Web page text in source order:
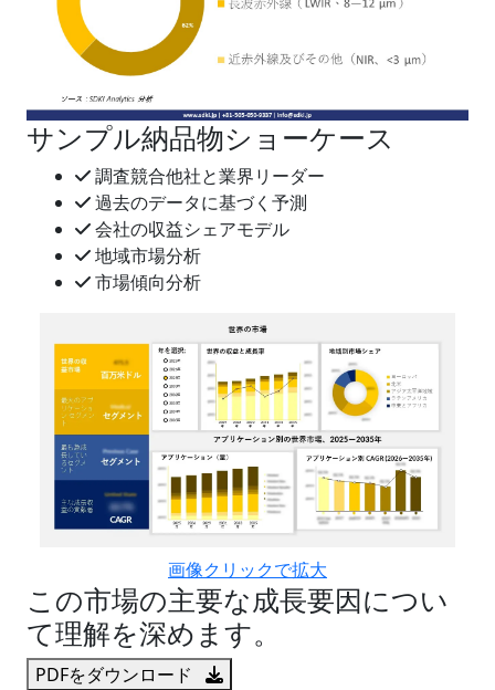
サンプル納品物ショーケース
調査競合他社と業界リーダー
過去のデータに基づく予測
会社の収益シェアモデル
地域市場分析
市場傾向分析
画像クリックで拡大
この市場の主要な成長要因につい
て理解を深めます。
PDFをダウンロード